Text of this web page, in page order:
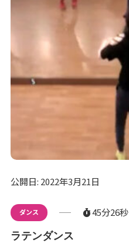
公開日: 2022年3月21日
ダンス 45分26秒
ラテンダンス